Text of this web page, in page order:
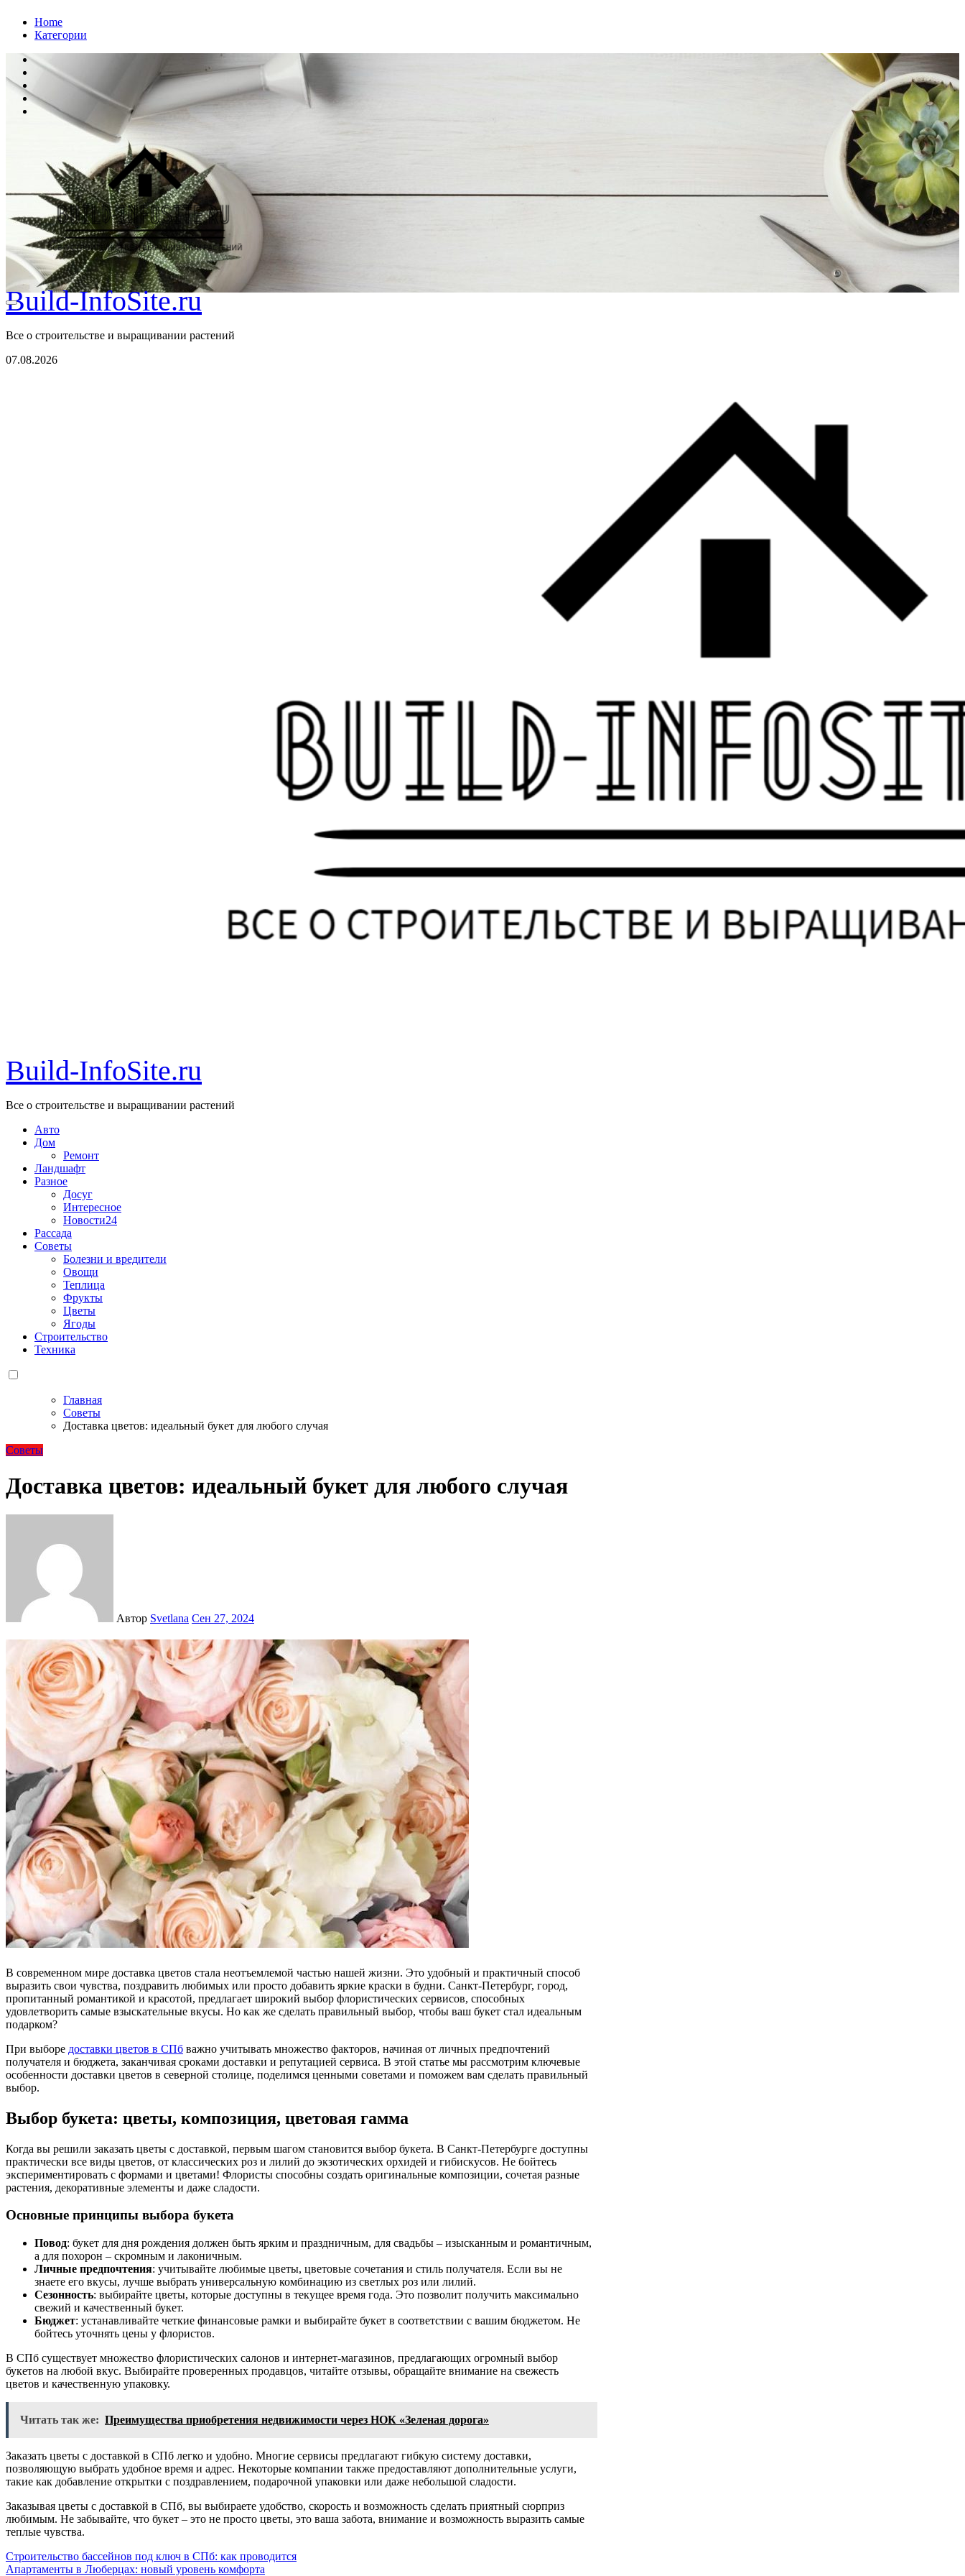
ПерейтиHome
Категории
Build-InfoSite.ru
Все о строительстве и выращивании растений
07.08.2026
Build-InfoSite.ru
Все о строительстве и выращивании растений
Авто
Дом
Ремонт
Ландшафт
Разное
Досуг
Интересное
Новости24
Рассада
Советы
Болезни и вредители
Овощи
Теплица
Фрукты
Цветы
Ягоды
Строительство
Техника
Главная
Советы
Доставка цветов: идеальный букет для любого случая
Советы
Доставка цветов: идеальный букет для любого случая
Автор Svetlana Сен 27, 2024
В современном мире доставка цветов стала неотъемлемой частью нашей жизни. Это удобный и практичный способ
выразить свои чувства, поздравить любимых или просто добавить яркие краски в будни. Санкт-Петербург, город,
пропитанный романтикой и красотой, предлагает широкий выбор флористических сервисов, способных
удовлетворить самые взыскательные вкусы. Но как же сделать правильный выбор, чтобы ваш букет стал идеальным
подарком?
При выборе доставки цветов в СПб важно учитывать множество факторов, начиная от личных предпочтений
получателя и бюджета, заканчивая сроками доставки и репутацией сервиса. В этой статье мы рассмотрим ключевые
особенности доставки цветов в северной столице, поделимся ценными советами и поможем вам сделать правильный
выбор.
Выбор букета: цветы, композиция, цветовая гамма
Когда вы решили заказать цветы с доставкой, первым шагом становится выбор букета. В Санкт-Петербурге доступны
практически все виды цветов, от классических роз и лилий до экзотических орхидей и гибискусов. Не бойтесь
экспериментировать с формами и цветами! Флористы способны создать оригинальные композиции, сочетая разные
растения, декоративные элементы и даже сладости.
Основные принципы выбора букета
Повод: букет для дня рождения должен быть ярким и праздничным, для свадьбы – изысканным и романтичным,
а для похорон – скромным и лаконичным.
Личные предпочтения: учитывайте любимые цветы, цветовые сочетания и стиль получателя. Если вы не
знаете его вкусы, лучше выбрать универсальную комбинацию из светлых роз или лилий.
Сезонность: выбирайте цветы, которые доступны в текущее время года. Это позволит получить максимально
свежий и качественный букет.
Бюджет: устанавливайте четкие финансовые рамки и выбирайте букет в соответствии с вашим бюджетом. Не
бойтесь уточнять цены у флористов.
В СПб существует множество флористических салонов и интернет-магазинов, предлагающих огромный выбор
букетов на любой вкус. Выбирайте проверенных продавцов, читайте отзывы, обращайте внимание на свежесть
цветов и качественную упаковку.
Читать так же: Преимущества приобретения недвижимости через НОК «Зеленая дорога»
Заказать цветы с доставкой в СПб легко и удобно. Многие сервисы предлагают гибкую систему доставки,
позволяющую выбрать удобное время и адрес. Некоторые компании также предоставляют дополнительные услуги,
такие как добавление открытки с поздравлением, подарочной упаковки или даже небольшой сладости.
Заказывая цветы с доставкой в СПб, вы выбираете удобство, скорость и возможность сделать приятный сюрприз
любимым. Не забывайте, что букет – это не просто цветы, это ваша забота, внимание и возможность выразить самые
теплые чувства.
Навигация
Строительство бассейнов под ключ в СПб: как проводится
Апартаменты в Люберцах: новый уровень комфорта